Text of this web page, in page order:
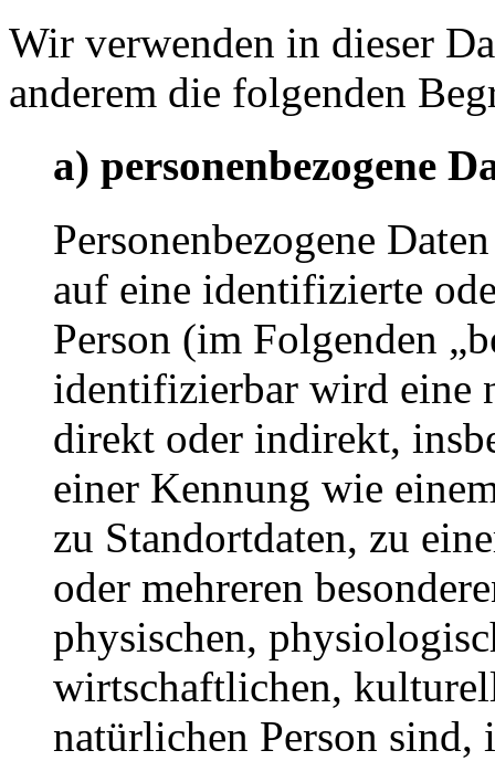
Wir verwenden in dieser
anderem die folgenden
a) personenbezogene
Personenbezogene
auf eine identifizierte
Person (im Folgenden
identifizierbar wird eine
direkt oder indirekt,
einer Kennung wie
zu Standortdaten, zu
oder mehreren
physischen,
wirtschaftlichen,
natürlichen Person